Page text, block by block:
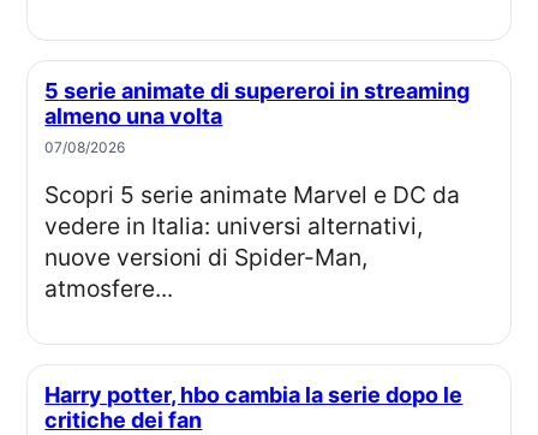
5 serie animate di supereroi in streaming
almeno una volta
07/08/2026
Scopri 5 serie animate Marvel e DC da
vedere in Italia: universi alternativi,
nuove versioni di Spider-Man,
atmosfere...
Harry potter, hbo cambia la serie dopo le
critiche dei fan